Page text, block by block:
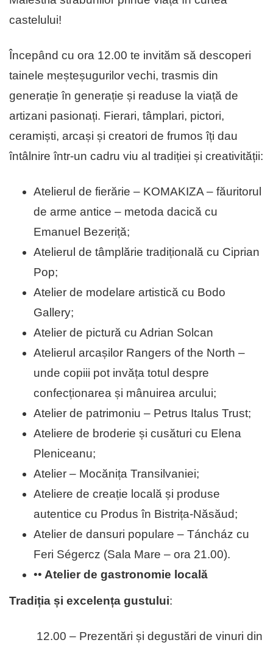
castelului!
Începând cu ora 12.00 te invităm să descoperi
tainele meșteșugurilor vechi, trasmis din
generație în generație și readuse la viață de
artizani pasionați. Fierari, tâmplari, pictori,
ceramiști, arcași și creatori de frumos îți dau
întâlnire într-un cadru viu al tradiției și creativității:
Atelierul de fierărie – KOMAKIZA – făuritorul
de arme antice – metoda dacică cu
Emanuel Bezeriță;
Atelierul de tâmplărie tradițională cu Ciprian
Pop;
Atelier de modelare artistică cu Bodo
Gallery;
Atelier de pictură cu Adrian Solcan
Atelierul arcașilor Rangers of the North –
unde copiii pot invăța totul despre
confecționarea și mânuirea arcului;
Atelier de patrimoniu – Petrus Italus Trust;
Ateliere de broderie și cusături cu Elena
Pleniceanu;
Atelier – Mocănița Transilvaniei;
Ateliere de creație locală și produse
autentice cu Produs în Bistrița-Năsăud;
Atelier de dansuri populare – Táncház cu
Feri Ségercz (Sala Mare – ora 21.00).
•• Atelier de gastronomie locală
Tradiția și excelența gustului:
12.00 – Prezentări și degustări de vinuri din